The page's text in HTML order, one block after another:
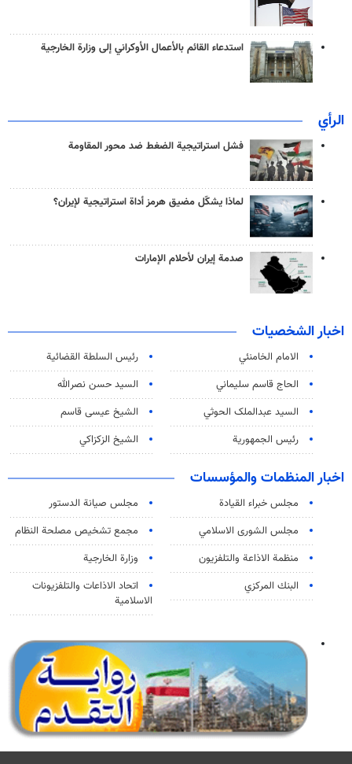
استدعاء القائم بالأعمال الأوكراني إلى وزارة الخارجية
الرأي
فشل استراتيجية الضغط ضد محور المقاومة
لماذا يشكّل مضيق هرمز أداة استراتيجية لإيران؟
صدمة إيران لأحلام الإمارات
اخبار الشخصيات
الامام الخامنئي
رئیس السلطة القضائیة
الحاج قاسم سليماني
السيد حسن نصرالله
السید عبدالملک الحوثي
الشيخ عيسى قاسم
رئيس الجمهورية
الشيخ الزكزاكي
اخبار المنظمات والمؤسسات
مجلس خبراء القيادة
مجلس صيانة الدستور
مجلس الشورى الاسلامي
مجمع تشخيص مصلحة النظام
منظمة الاذاعة والتلفزیون
وزارة الخارجية
البنك المركزي
اتحاد الاذاعات والتلفزيونات
الاسلامية